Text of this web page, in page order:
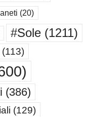
(20)
#Sole (1211)
(113)
(386)
(129)